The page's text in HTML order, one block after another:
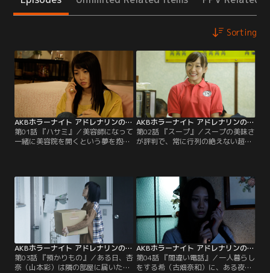
Sorting
AKBホラーナイト アドレナリンの夜 第01話
第01話 『ハサミ』／美容師になって
一緒に美容院を開くという夢を抱
き、親友のかおりと共に上京してき
ばで死んでしまう。ショックのあま
り無気力になり専門学校を辞めた一
美は、かおりの母が置いていってく
れた彼女の形見であるハサミをじっ
と見つめる。シャワーの後、髪を乾
かしているとなぜか大量の髪が一美
の手に絡みつき…。
AKBホラーナイト アドレナリンの夜 第02話
第02話 『スープ』／スープの美味さ
が評判で、常に行列の絶えない超人
田光亮）に恋心を抱いていた。ある
日、「スープのレシピが知りたい」
とウソをついて繁の部屋に押しかけ
た美樹は、偶然、繁が作るスープに
隠された恐ろしい秘密を知ってしま
うのだった…。
AKBホラーナイト アドレナリンの夜 第03話
第03話 『預かりもの』／ある日、杏
奈（山本彩）は隣の部屋に届いた荷
AKBホラーナイト アドレナリンの夜 第04話
第04話 『間違い電話』／一人暮らし
をする希（古畑奈和）に、ある夜、